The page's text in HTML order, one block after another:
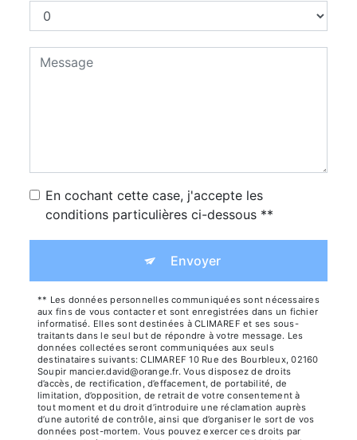
En cochant cette case, j'accepte les
conditions particulières ci-dessous **
Envoyer
** Les données personnelles communiquées sont nécessaires
aux fins de vous contacter et sont enregistrées dans un fichier
informatisé. Elles sont destinées à CLIMAREF et ses sous-
traitants dans le seul but de répondre à votre message. Les
données collectées seront communiquées aux seuls
destinataires suivants: CLIMAREF 10 Rue des Bourbleux, 02160
Soupir mancier.david@orange.fr. Vous disposez de droits
d’accès, de rectification, d’effacement, de portabilité, de
limitation, d’opposition, de retrait de votre consentement à
tout moment et du droit d’introduire une réclamation auprès
d’une autorité de contrôle, ainsi que d’organiser le sort de vos
données post-mortem. Vous pouvez exercer ces droits par